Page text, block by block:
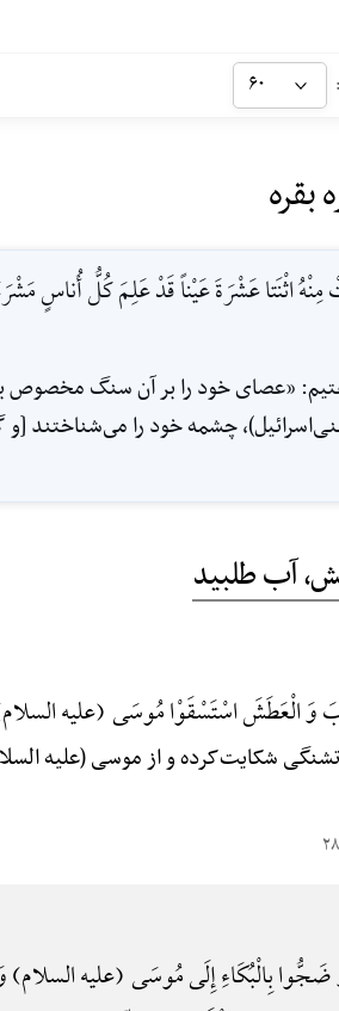
۶۰
عَشْرَةَ عَيْناً قَدْ عَلِمَ كُلُّ أُناسٍ
«عصاى خود را بر آن سنگ مخصوص
چشمه خود را مى‌شناختند
آب طلبید
وَ الْعَطَشَ اسْتَسْقَوْا مُوسَی (علیه
تشنگی شکایت‌کرده و از موسی (علیه
بِالْبُکَاءِ إِلَی مُوسَی (علیه السلام)